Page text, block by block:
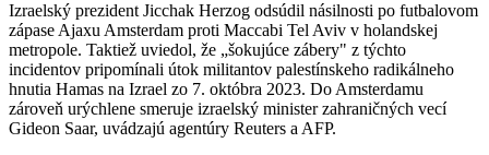
Izraelský prezident Jicchak Herzog odsúdil násilnosti po futbalovom
zápase Ajaxu Amsterdam proti Maccabi Tel Aviv v holandskej
metropole. Taktiež uviedol, že „šokujúce zábery" z týchto
incidentov pripomínali útok militantov palestínskeho radikálneho
hnutia Hamas na Izrael zo 7. októbra 2023. Do Amsterdamu
zároveň urýchlene smeruje izraelský minister zahraničných vecí
Gideon Saar, uvádzajú agentúry Reuters a AFP.